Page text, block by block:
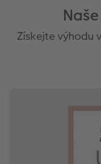
Získejte výhodu